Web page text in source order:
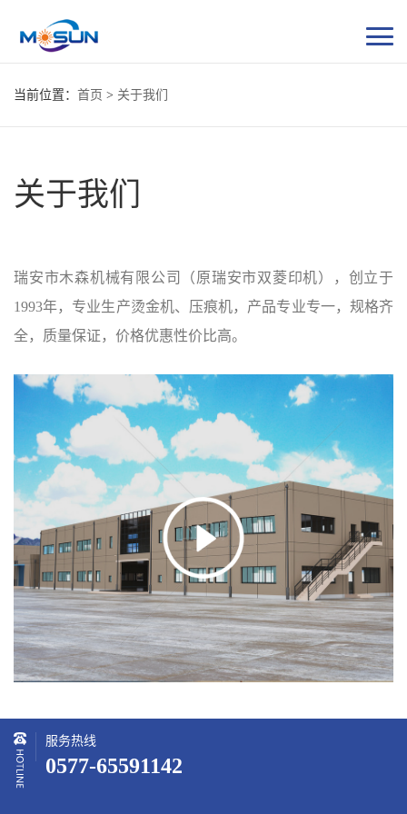
当前位置： 首页 > 关于我们
关于我们
瑞安市木森机械有限公司（原瑞安市双菱印机），创立于
1993年，专业生产烫金机、压痕机，产品专业专一，规格齐
全，质量保证，价格优惠性价比高。
服务热线
0577-65591142